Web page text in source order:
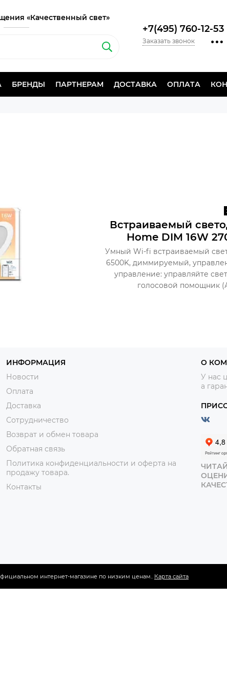
«Качественный свет»
+7(495) 760-12-53
Заказать звонок
БРЕНДЫ ПАРТНЕРАМ ДОСТАВКА ОПЛАТА
Встраиваемый
Home DIM 16W
Умный Wi-fi встраиваемый
6500K, диммируемый,
управление: управляйте
голосовой помощник
ИНФОРМАЦИЯ
Новости
Оплата
Доставка
Сотрудничество
Возврат и обмен товара
Обратная связь
Политика конфиденциальности и оферта на
продажу товара.
Контакты
О
У нас
а
интернет-магазине по низким ценам.. Карта сайта